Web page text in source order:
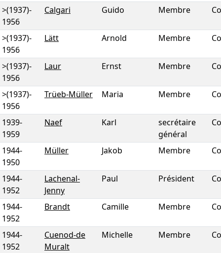
>(1937)-
1956
Calgari Guido Membre
>(1937)-
1956
Lätt Arnold Membre
>(1937)-
1956
Laur Ernst Membre
>(1937)-
1956
Trüeb-Müller Maria Membre
1939-
1959
Naef Karl
secrétaire
général
1944-
1950
Müller Jakob Membre
1944-
1952
Lachenal-
Jenny
Paul Président
1944-
1952
Brandt Camille Membre
1944-
1952
Cuenod-de
Muralt
Michelle Membre